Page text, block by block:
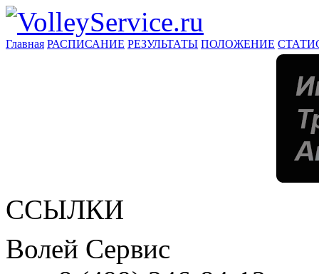
Главная РАСПИСАНИЕ РЕЗУЛЬТАТЫ ПОЛОЖЕНИЕ
ССЫЛКИ
Волей Сервис